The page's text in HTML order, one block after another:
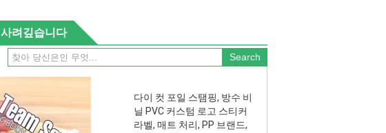
려깊습니다
다이 컷 포일 스탬핑, 방수 비
닐 PVC 커스텀 로고 스티커
라벨, 매트 처리, PP 브랜드,